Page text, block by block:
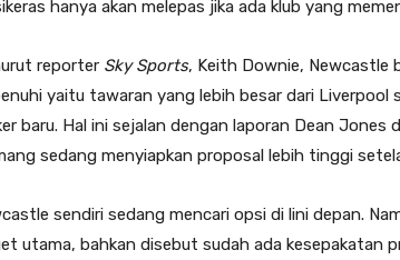
hanya akan melepas jika ada klub yang
reporter Sky Sports, Keith Downie, Newcastle
yaitu tawaran yang lebih besar dari Liverpool
baru. Hal ini sejalan dengan laporan Dean Jones
sedang menyiapkan proposal lebih tinggi
sendiri sedang mencari opsi di lini depan.
utama, bahkan disebut sudah ada kesepakatan